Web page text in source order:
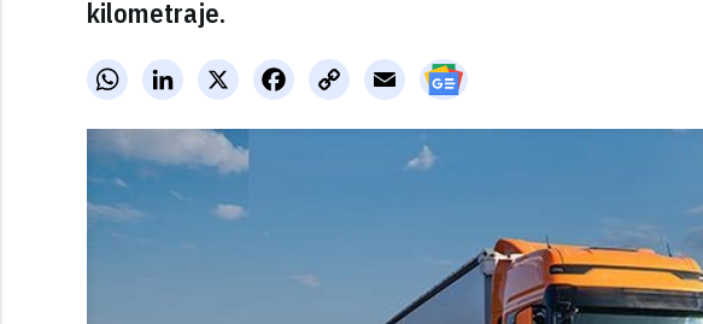
kilometraje.
WhatsAppLinkedInX FacebookCopy
Link
Email